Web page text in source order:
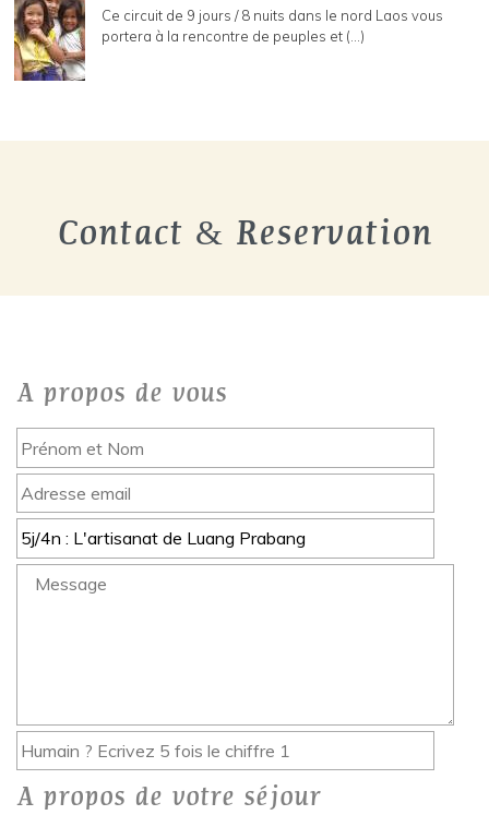
Ce circuit de 9 jours / 8 nuits dans le nord Laos vous
portera à la rencontre de peuples et (...)
Contact & Reservation
A propos de vous
A propos de votre séjour